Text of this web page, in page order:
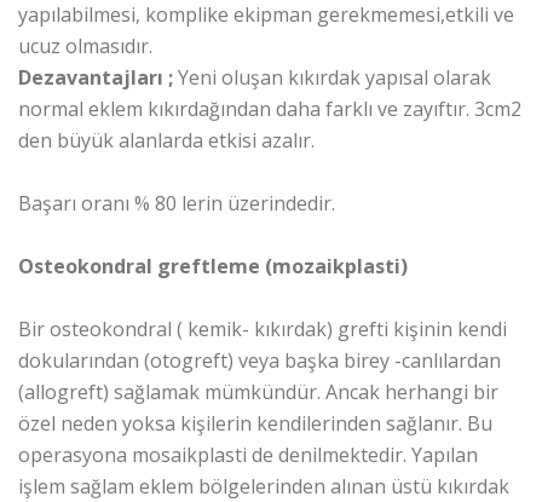
yapılabilmesi, komplike ekipman gerekmemesi,etkili ve
ucuz olmasıdır.
Dezavantajları ;Yeni oluşan kıkırdak yapısal olarak
normal eklem kıkırdağından daha farklı ve zayıftır. 3cm2
den büyük alanlarda etkisi azalır.
Başarı oranı % 80 lerin üzerindedir.
Osteokondral greftleme (mozaikplasti)
Bir osteokondral ( kemik- kıkırdak) grefti kişinin kendi
dokularından (otogreft) veya başka birey -canlılardan
(allogreft) sağlamak mümkündür. Ancak herhangi bir
özel neden yoksa kişilerin kendilerinden sağlanır. Bu
operasyona mosaikplasti de denilmektedir. Yapılan
işlem sağlam eklem bölgelerinden alınan üstü kıkırdak